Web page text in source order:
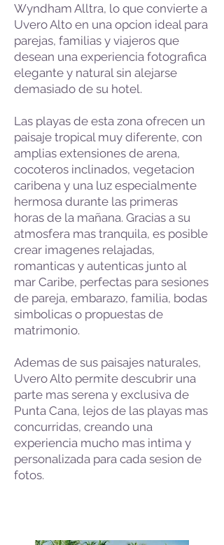
Wyndham Alltra, lo que convierte a
Uvero Alto en una opcion ideal para
parejas, familias y viajeros que
desean una experiencia fotografica
elegante y natural sin alejarse
demasiado de su hotel.
Las playas de esta zona ofrecen un
paisaje tropical muy diferente, con
amplias extensiones de arena,
cocoteros inclinados, vegetacion
caribena y una luz especialmente
hermosa durante las primeras
horas de la mañana. Gracias a su
atmosfera mas tranquila, es posible
crear imagenes relajadas,
romanticas y autenticas junto al
mar Caribe, perfectas para sesiones
de pareja, embarazo, familia, bodas
simbolicas o propuestas de
matrimonio.
Ademas de sus paisajes naturales,
Uvero Alto permite descubrir una
parte mas serena y exclusiva de
Punta Cana, lejos de las playas mas
concurridas, creando una
experiencia mucho mas intima y
personalizada para cada sesion de
fotos.